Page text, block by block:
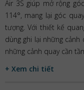
Air 3S giúp mở rộng
114°, mang lại góc
tượng. Với thiết kế
dùng ghi lại những
những cảnh quay cần
+ Xem chi tiết